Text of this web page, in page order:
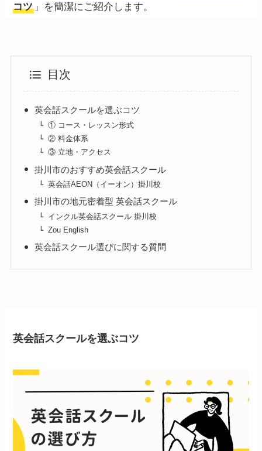
コツ 」を簡潔にご紹介します。
目次
英会話スクールを選ぶコツ
① コース・レッスン形式
② 料金体系
③ 立地・アクセス
掛川市のおすすめ英会話スクール
英会話AEON（イーオン）掛川校
掛川市の地元密着型 英会話スクール
インクル英会話スクール 掛川校
Zou English
英会話スクール選びに関する質問
英会話スクールを選ぶコツ